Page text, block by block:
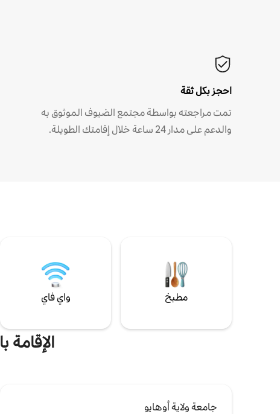
احجز بكل ثقة
تمت مراجعته بواسطة مجتمع الضيوف الموثوق به
والدعم على مدار 24 ساعة خلال إقامتك الطويلة.
مطبخ واي فاي
جامعة ولاية أوهايو